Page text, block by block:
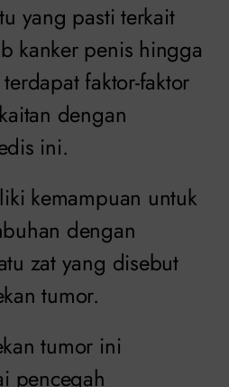
yang pasti terkait
kanker penis hingga
faktor-faktor
dengan
ini.
kemampuan untuk
dengan
zat yang disebut
tumor.
tumor ini
pencegah